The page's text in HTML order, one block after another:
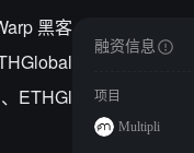
黑客
ETHGl
融资信息
项目
Multipli